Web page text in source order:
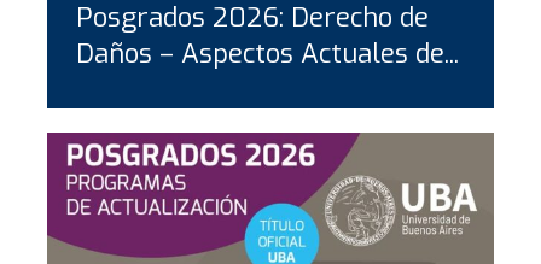
Posgrados 2026: Derecho de
Daños – Aspectos Actuales de...